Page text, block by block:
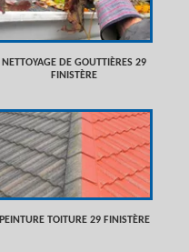
NETTOYAGE DE GOUTTIÈRES 29
FINISTÈRE
PEINTURE TOITURE 29 FINISTÈRE